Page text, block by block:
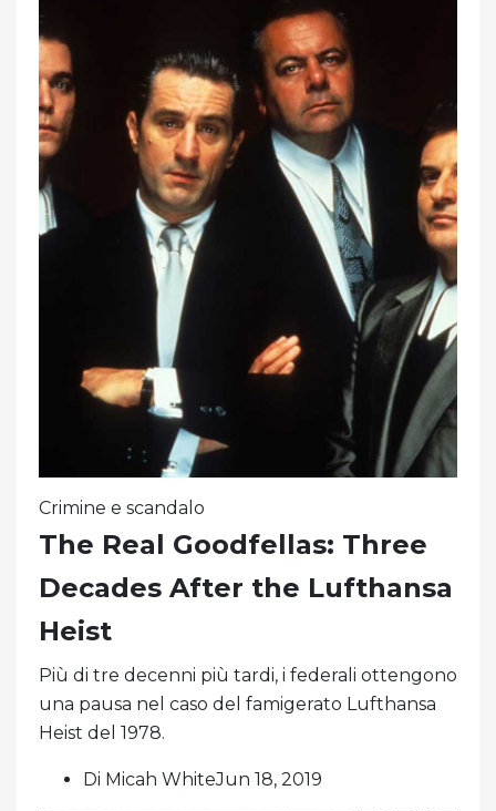
Crimine e scandalo
The Real Goodfellas: Three
Decades After the Lufthansa
Heist
Più di tre decenni più tardi, i federali ottengono
una pausa nel caso del famigerato Lufthansa
Heist del 1978.
Di Micah WhiteJun 18, 2019